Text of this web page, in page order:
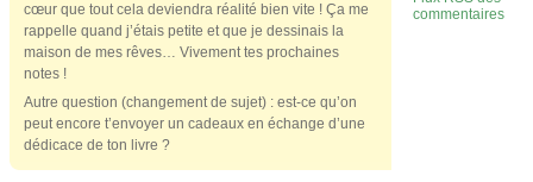
cœur que tout cela deviendra réalité bien vite ! Ça me
rappelle quand j’étais petite et que je dessinais la
maison de mes rêves… Vivement tes prochaines
notes !
Autre question (changement de sujet) : est-ce qu’on
peut encore t’envoyer un cadeaux en échange d’une
dédicace de ton livre ?
commentaires